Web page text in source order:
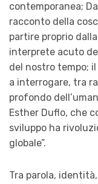
contemporanea;
racconto della
partire proprio
interprete acuto
del nostro tempo;
a interrogare, tra
profondo
Esther Duflo, che
sviluppo ha
globale”.
Tra parola,